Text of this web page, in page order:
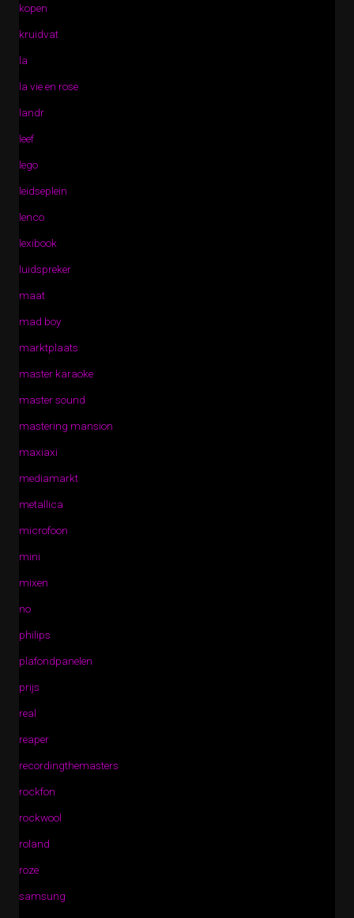
kopen
kruidvat
la
la vie en rose
landr
leef
lego
leidseplein
lenco
lexibook
luidspreker
maat
mad boy
marktplaats
master karaoke
master sound
mastering mansion
maxiaxi
mediamarkt
metallica
microfoon
mini
mixen
no
philips
plafondpanelen
prijs
real
reaper
recordingthemasters
rockfon
rockwool
roland
roze
samsung